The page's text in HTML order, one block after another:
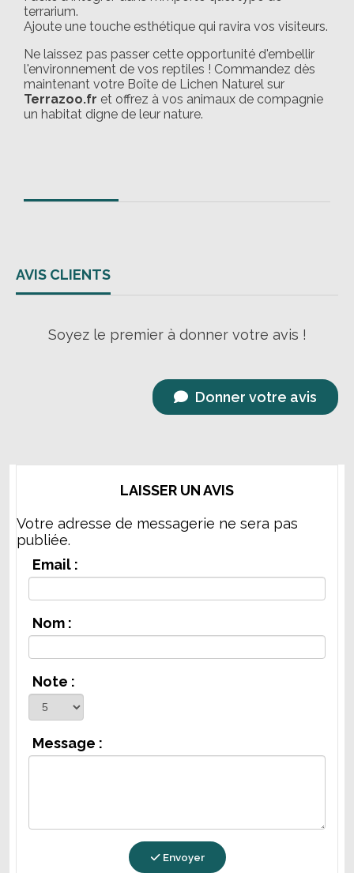
terrarium.
Ajoute une touche esthétique qui ravira vos visiteurs.
Ne laissez pas passer cette opportunité d'embellir
l'environnement de vos reptiles ! Commandez dès
maintenant votre Boîte de Lichen Naturel sur
Terrazoo.fr et offrez à vos animaux de compagnie
un habitat digne de leur nature.
AVIS CLIENTS
Soyez le premier à donner votre avis !
Donner votre avis
LAISSER UN AVIS
Votre adresse de messagerie ne sera pas
publiée.
Email :
Nom :
Note :
Message :
Envoyer